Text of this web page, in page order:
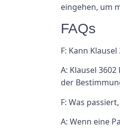
eingehen, um
FAQs
F: Kann
A: Klausel
der
F: Was
A: Wenn eine